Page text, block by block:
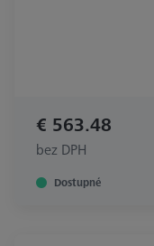
€ 563.48
bez DPH
Dostupné